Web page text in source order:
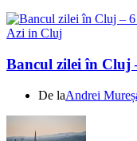
Azi in Cluj
Bancul zilei în Cluj
De laAndrei